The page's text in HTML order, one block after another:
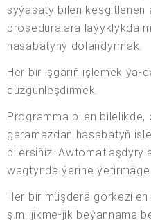
syýasaty bilen kesgitlenen
proseduralara laýyklykda
hasabatyny dolandyrmak.
Her bir işgäriň işlemek ýa-
düzgünleşdirmek.
Programma bilen bilelikde,
garamazdan hasabatyň
bilersiňiz.
wagtynda ýerine
Her bir müşderä
ş.m. jikme-jik beýannama